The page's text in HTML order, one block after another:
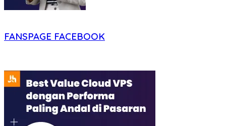
FANSPAGE FACEBOOK